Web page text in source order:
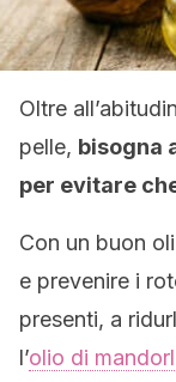
Oltre
pelle, bisogna
per evitare
Con un buon
e prevenire i
presenti, a
l’olio di